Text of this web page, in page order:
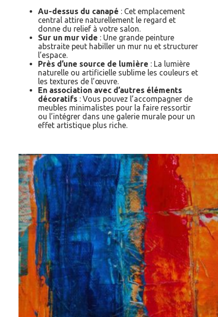
Au-dessus du canapé : Cet emplacement
central attire naturellement le regard et
donne du relief à votre salon.
Sur un mur vide : Une grande peinture
abstraite peut habiller un mur nu et structurer
l’espace.
Près d’une source de lumière : La lumière
naturelle ou artificielle sublime les couleurs et
les textures de l’œuvre.
En association avec d’autres éléments
décoratifs : Vous pouvez l’accompagner de
meubles minimalistes pour la faire ressortir
ou l’intégrer dans une galerie murale pour un
effet artistique plus riche.